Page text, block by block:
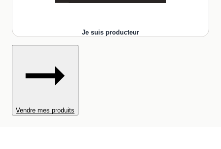
Je suis producteur
Vendre mes produits